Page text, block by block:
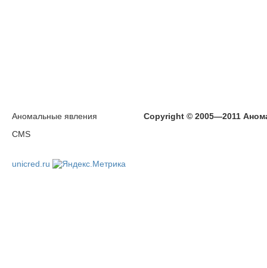
Аномальные явления
Copyright © 2005—2011
CMS
unicred.ru